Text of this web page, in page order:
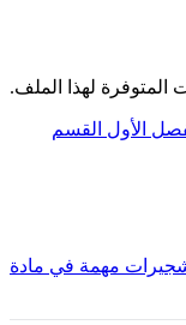
المتوفرة لهذا الملف.
الأول
القسم
مهمة في مادة